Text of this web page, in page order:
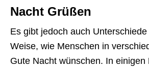
Nacht Grüßen
Es gibt jedoch auch Unterschiede
Weise, wie Menschen in
Gute Nacht wünschen. In einigen